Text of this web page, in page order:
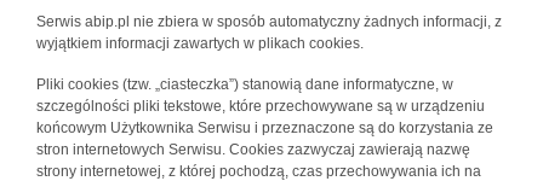
Serwis abip.pl nie zbiera w sposób automatyczny żadnych informacji, z
wyjątkiem informacji zawartych w plikach cookies.
Pliki cookies (tzw. „ciasteczka”) stanowią dane informatyczne, w
szczególności pliki tekstowe, które przechowywane są w urządzeniu
końcowym Użytkownika Serwisu i przeznaczone są do korzystania ze
stron internetowych Serwisu. Cookies zazwyczaj zawierają nazwę
strony internetowej, z której pochodzą, czas przechowywania ich na